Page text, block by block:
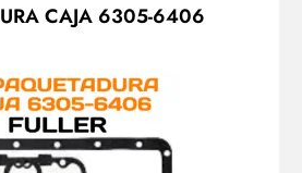
CAJA 6305-6406